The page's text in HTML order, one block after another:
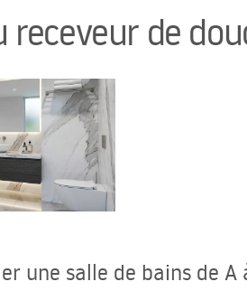
receveur de
une salle de bains de